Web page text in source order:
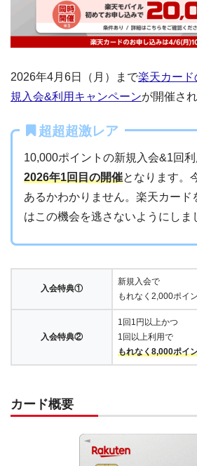
2026年4月6日（月）まで楽天カー
規入会&利用キャンペーンが開催さ
超超超激レア
10,000ポイントの新規入会&1回
2026年1回目の開催となります。
あるかわかりません。楽天カード
はこの機会を逃さないようにしま
入会特典①
新規入会で
もれなく2,000ポイ
入会特典②
1回1円以上かつ
1回以上利用で
もれなく8,000ポイ
カード概要